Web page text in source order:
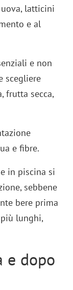
uova, latticini
e al
e non
scegliere
frutta secca,
e fibre.
in piscina si
sebbene
bere prima
lunghi,
e dopo